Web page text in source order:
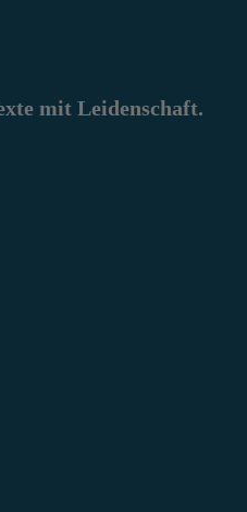
mit Leidenschaft.